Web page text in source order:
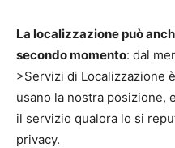
La localizzazione può
secondo momento: dal
>Servizi di Localizzazione
usano la nostra posizione,
il servizio qualora lo si
privacy.